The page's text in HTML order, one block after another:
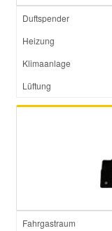
Duftspender
Heizung
Klimaanlage
Lüftung
Fahrgastraum